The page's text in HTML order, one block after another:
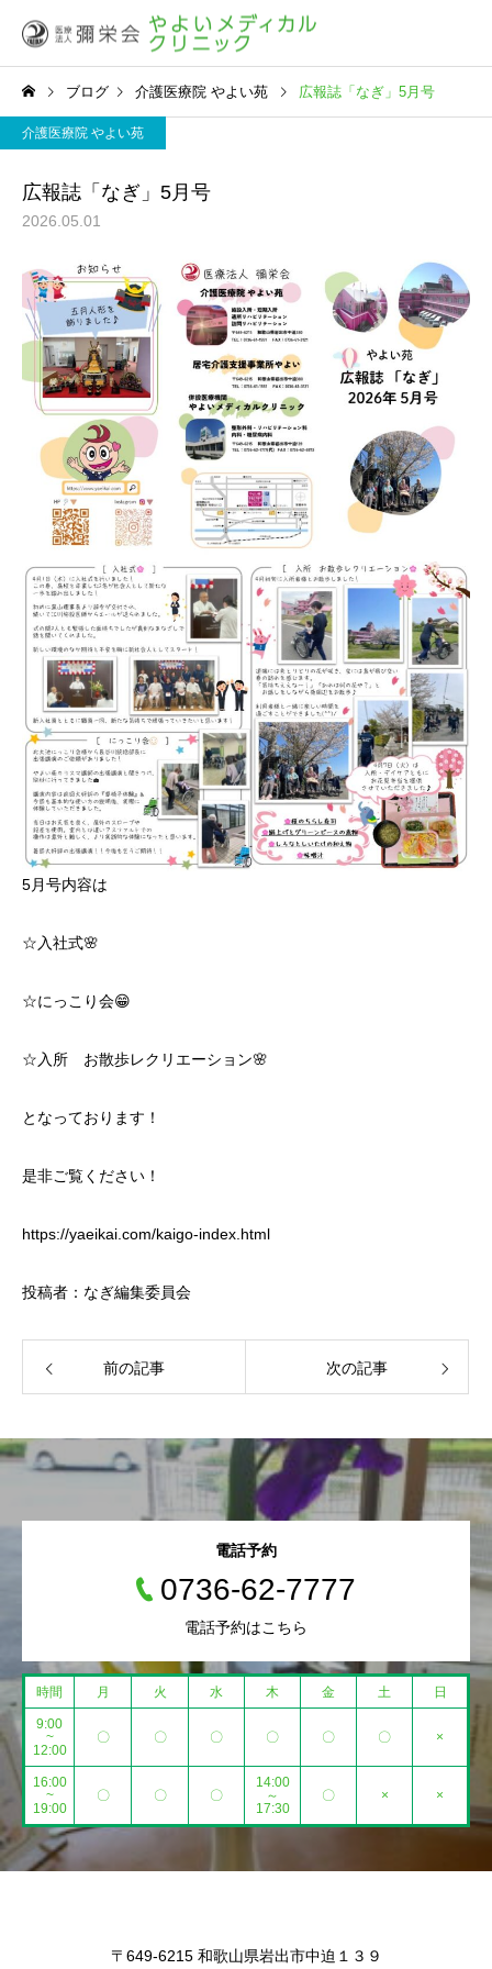
ブログ 介護医療院 やよい苑 広報誌「なぎ」5月号
介護医療院 やよい苑
広報誌「なぎ」5月号
2026.05.01
5月号内容は
☆入社式🌸
☆にっこり会😁
☆入所 お散歩レクリエーション🌸
となっております！
是非ご覧ください！
https://yaeikai.com/kaigo-index.html
投稿者：なぎ編集委員会
前の記事 次の記事
電話予約
0736-62-7777
電話予約はこちら
時間 月 火 水 木 金 土 日
9:00
~
12:00
〇 〇 〇 〇 〇 〇 ×
16:00
~
19:00
〇 〇 〇
14:00
～
17:30
〇 × ×
〒649-6215 和歌山県岩出市中迫１３９